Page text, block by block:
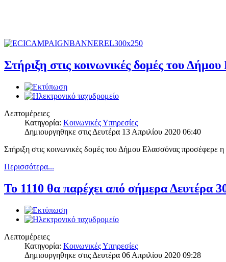
Στήριξη στις κοινωνικές δομές του
Λεπτομέρειες
Κατηγορία: Κοινωνικές Υπηρεσίες
Δημιουργηθηκε στις Δευτέρα 13 Απριλίου 2020 06:40
Στήριξη στις κοινωνικές δομές του Δήμου Ελασσόνας προσέφερε
Περισσότερα...
Το 1110 θα παρέχει από σήμερα Δευτέρα
Λεπτομέρειες
Κατηγορία: Κοινωνικές Υπηρεσίες
Δημιουργηθηκε στις Δευτέρα 06 Απριλίου 2020 09:28